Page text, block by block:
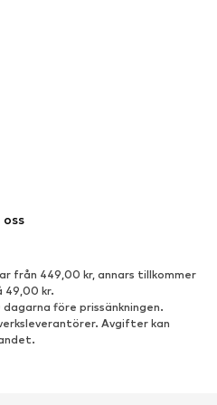
från 449,00 kr, annars tillkommer
49,00 kr.
före prissänkningen.
Avgifter kan